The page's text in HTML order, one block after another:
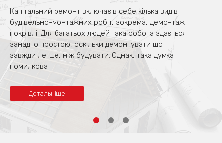
Капітальний ремонт включає в себе кілька видів
будівельно-монтажних робіт, зокрема, демонтаж
покрівлі. Для багатьох людей така робота здається
занадто простою, оскільки демонтувати що
завжди легше, ніж будувати. Однак, така думка
помилкова
Детальніше